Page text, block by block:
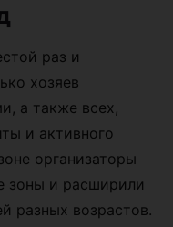
раз и
хозяев
а также всех,
и активного
организаторы
зоны и расширили
разных возрастов.